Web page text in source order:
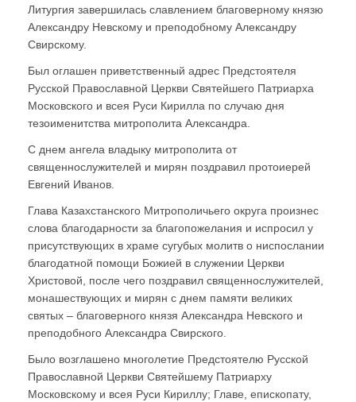
Литургия завершилась славлением благоверному князю
Александру Невскому и преподобному Александру
Свирскому.
Был оглашен приветственный адрес Предстоятеля
Русской Православной Церкви Святейшего Патриарха
Московского и всея Руси Кирилла по случаю дня
тезоименитства митрополита Александра.
С днем ангела владыку митрополита от
священнослужителей и мирян поздравил протоиерей
Евгений Иванов.
Глава Казахстанского Митрополичьего округа произнес
слова благодарности за благопожелания и испросил у
присутствующих в храме сугубых молитв о ниспослании
благодатной помощи Божией в служении Церкви
Христовой, после чего поздравил священнослужителей,
монашествующих и мирян с днем памяти великих
святых – благоверного князя Александра Невского и
преподобного Александра Свирского.
Было возглашено многолетие Предстоятелю Русской
Православной Церкви Святейшему Патриарху
Московскому и всея Руси Кириллу; Главе, епископату,